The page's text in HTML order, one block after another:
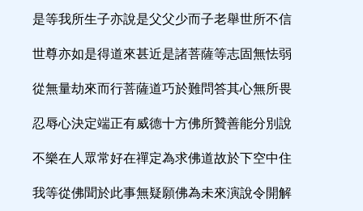
是等我所生子亦說是父父少而子老舉世所不信
世尊亦如是得道來甚近是諸菩薩等志固無怯弱
從無量劫來而行菩薩道巧於難問答其心無所畏
忍辱心決定端正有威德十方佛所贊善能分別說
不樂在人眾常好在禪定為求佛道故於下空中住
我等從佛聞於此事無疑願佛為未來演說令開解